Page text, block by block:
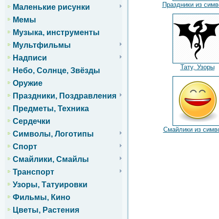
Маленькие рисунки
Мемы
Музыка, инструменты
Мультфильмы
Надписи
Небо, Солнце, Звёзды
Оружие
Праздники, Поздравления
Предметы, Техника
Сердечки
Символы, Логотипы
Спорт
Смайлики, Смайлы
Транспорт
Узоры, Татуировки
Фильмы, Кино
Цветы, Растения
Праздники из
Тату, Узоры
Смайлики из